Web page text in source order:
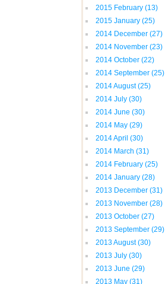
2015 February (13)
2015 January (25)
2014 December (27)
2014 November (23)
2014 October (22)
2014 September (25)
2014 August(25)
2014 July (30)
2014 June (30)
2014 May (29)
2014 April (30)
2014 March (31)
2014 February (25)
2014 January (28)
2013 December (31)
2013 November (28)
2013 October (27)
2013 September (29)
2013 August(30)
2013 July (30)
2013 June (29)
2013 May (31)